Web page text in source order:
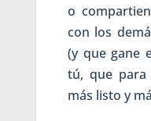
o
con los
(y que gane
tú, que para
más listo y